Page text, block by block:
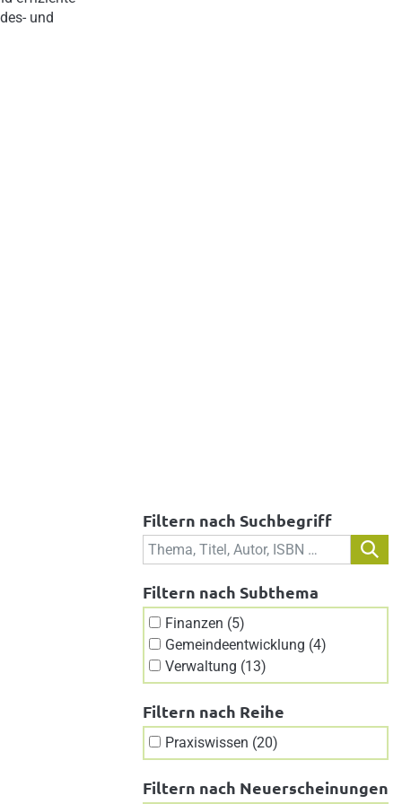
und
Filtern nach Suchbegriff
Filtern nach Subthema
Finanzen (5)
Gemeindeentwicklung (4)
Verwaltung (13)
Filtern nach Reihe
Praxiswissen (20)
Filtern nach Neuerscheinungen